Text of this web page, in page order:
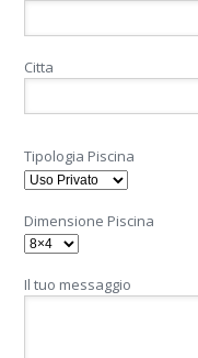
Citta
Tipologia Piscina
Dimensione Piscina
Il tuo messaggio